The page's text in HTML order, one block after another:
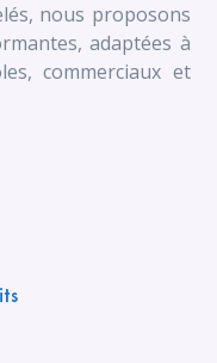
nous proposons
adaptées à
commerciaux et